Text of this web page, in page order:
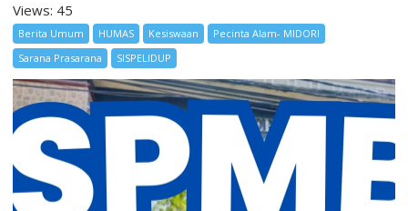
Views: 45
Berita Umum HUMAS Kesiswaan
Pecinta Alam- MIDORI
Sarana Prasarana
SISPELIDUP